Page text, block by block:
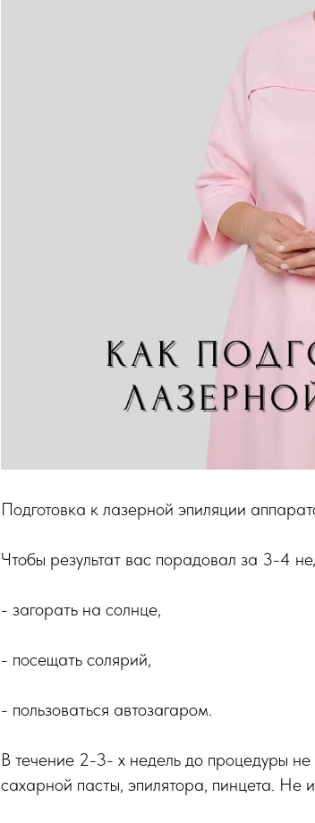
Подготовка к лазерной эпиляции
Чтобы результат вас порадовал за 3-4
- загорать на солнце,
- посещать солярий,
- пользоваться автозагаром.
В течение 2-3- х недель до процедуры
сахарной пасты, эпилятора, пинцета. Не